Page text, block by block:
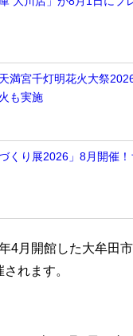
満宮千灯明花火大祭
も実施
づくり展2026」8月開催
4月開館した大牟田
されます。